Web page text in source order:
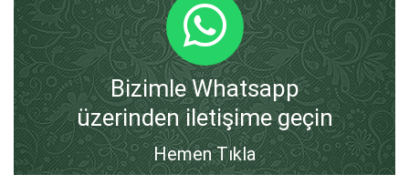
Bizimle Whatsapp
üzerinden iletişime geçin
Hemen Tıkla